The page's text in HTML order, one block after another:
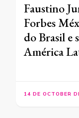
Faustino
Forbes
do Brasil e
América
14 DE OCTOBER